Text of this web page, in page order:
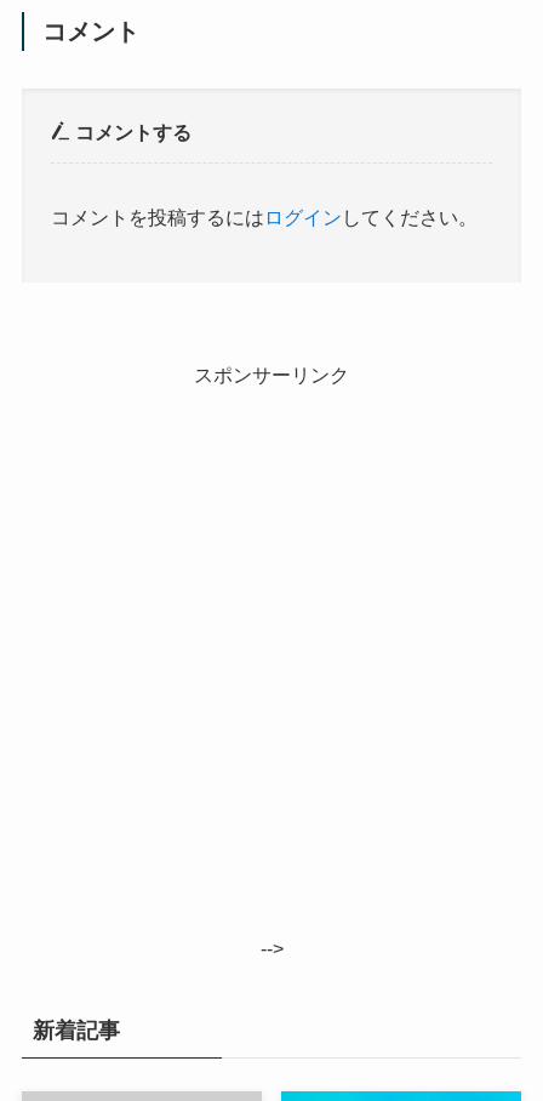
コメント
コメントする
コメントを投稿するには ログイン してください。
スポンサーリンク
-->
新着記事